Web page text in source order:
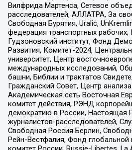
Вилфрида Мартенса, Сетевое
расследователей, АЛЛАТРА, За
Свободная Бурятия, Uralic,
федерация транспортных
Гудзоновский институт, Фонд
Развития, Комитет-2024,
университет, Центр
международных исследований,
башни, Библии и трактатов
Гражданский Совет, Центр
Академическая сеть Восточная
комитет действия, РЭНД
демократию в России, Настоящая
журналистов-расследователей,
Свободная Россия Берлин,
Рейн-Вестфалия, Фонд